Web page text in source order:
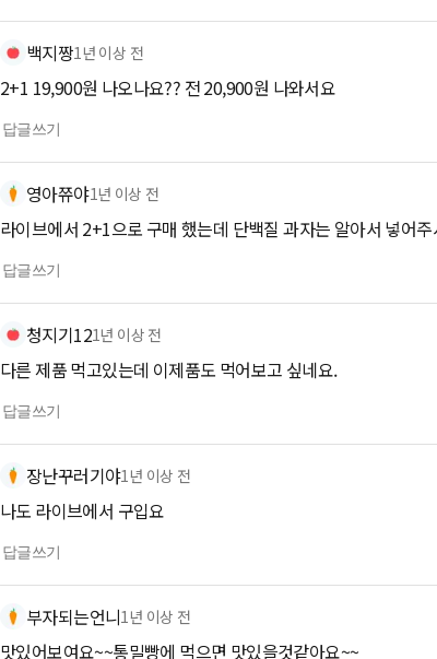
백지짱1년 이상 전
2+1 19,900원 나오나요?? 전 20,900원 나와서요
답글쓰기
영아쮸야1년 이상 전
라이브에서 2+1으로 구매 했는데 단백질 과자는 알아서 넣어
답글쓰기
청지기121년 이상 전
다른 제품 먹고있는데 이제품도 먹어보고 싶네요.
답글쓰기
장난꾸러기야1년 이상 전
나도 라이브에서 구입요
답글쓰기
부자되는언니1년 이상 전
맛있어보여요~~통밀빵에 먹으면 맛있을것같아요~~